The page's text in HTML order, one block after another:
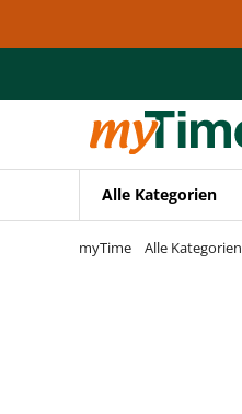
Zur Navigation springen
Alle Kategorien
myTime Alle Kategorien